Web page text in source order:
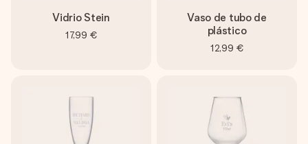
Vidrio Stein
17,99 €
Vaso de tubo de
plástico
12,99 €